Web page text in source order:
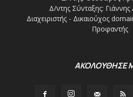
Δ/ντης Σύνταξης:
Διαχειριστής - Δικαιούχος
Προφαντής
ΑΚΟΛΟΥΘΗΣΕ